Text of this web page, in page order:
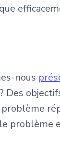
nous
Des
problème